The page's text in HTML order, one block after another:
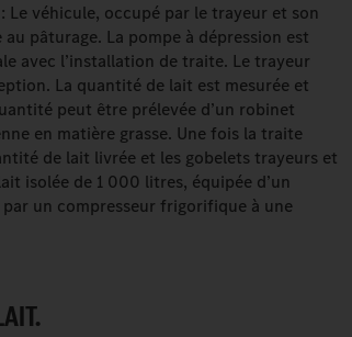
véhicule, occupé par le trayeur et son
pâturage. La pompe à dépression est
avec l’installation de traite. Le trayeur
La quantité de lait est mesurée et
peut être prélevée d’un robinet
en matière grasse. Une fois la traite
de lait livrée et les gobelets trayeurs et
isolée de 1 000 litres, équipée d’un
un compresseur frigorifique à une